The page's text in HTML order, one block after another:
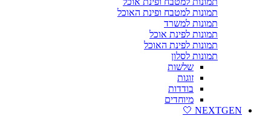
תמונות למטבח ופינת האוכל
תמונות למשרד
תמונות לפינת אוכל
תמונות לפינת האוכל
תמונות לסלון
שלשות
זוגות
בודדות
מיוחדים
NEXTGEN 🤍